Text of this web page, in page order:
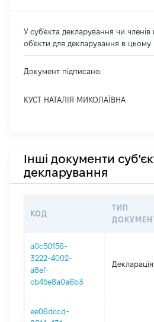
У суб'єкта декларування чи членів
об'єкти для декларування в цьому
Документ підписано:
КУСТ НАТАЛІЯ МИКОЛАЇВНА
Інші документи
декларування
КОД
ТИП
a0c50156-
3222-4002-
a8ef-
cb45e8a0a6b3
Декларація
ee06dccd-